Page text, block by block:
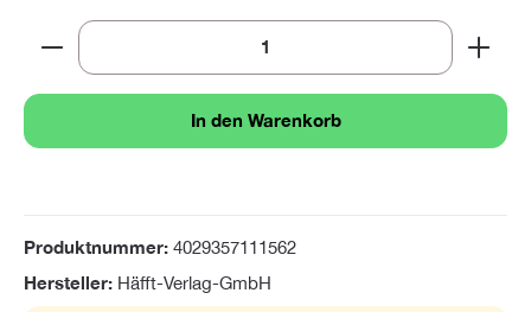
Produkt Anzahl: Gib den gewünschten Wert ein
In den Warenkorb
Produktnummer: 4029357111562
Hersteller: Häfft-Verlag-GmbH